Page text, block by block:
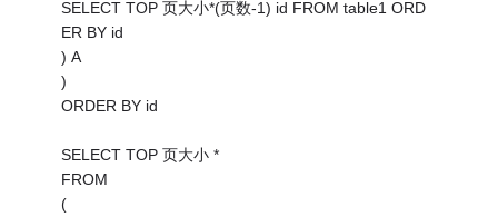
SELECT TOP 页大小*(页数-1) id FROM table1 ORD
ER BY id
) A
)
ORDER BY id
SELECT TOP 页大小 *
FROM
(